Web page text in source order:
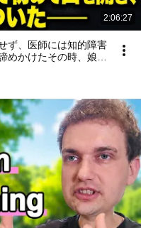
2:06:27
ず、医師には知的障害
めかけたその時、娘が
き、私はその場で凍り